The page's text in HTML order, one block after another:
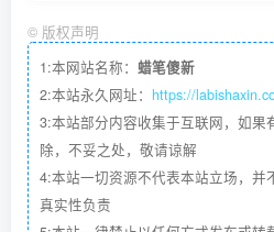
© 版权声明
1:本网站名称： 蜡笔傻新
2:本站永久网址： https://
3:本站部分内容收集于互联网，如果
除，不妥之处，敬请谅解
4:本站一切资源不代表本站立场，并
真实性负责